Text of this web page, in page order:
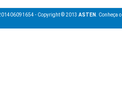
- Copyright © 2013 ASTEN . Conheça o